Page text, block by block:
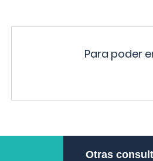
Para poder
Otras